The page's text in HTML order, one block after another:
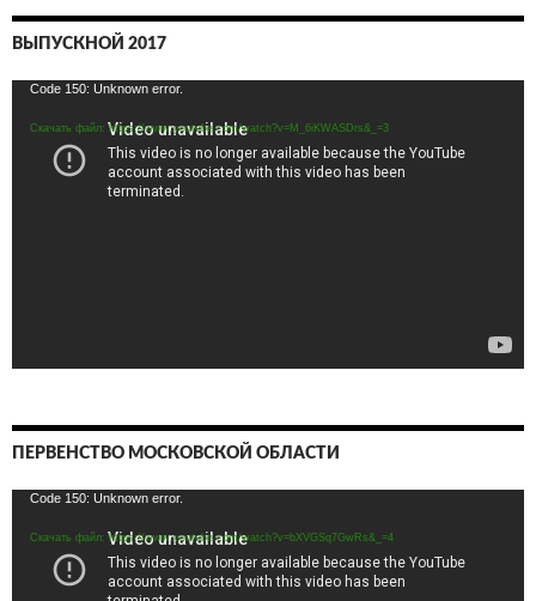
ВЫПУСКНОЙ 2017
Видеоплеер
Code 150: Unknown error.
Скачать файл: https://www.youtube.com/watch?v=M_6iKWASDrs&_=3
ПЕРВЕНСТВО МОСКОВСКОЙ ОБЛАСТИ
Видеоплеер
Code 150: Unknown error.
Скачать файл: https://www.youtube.com/watch?v=bXVGSq7GwRs&_=4